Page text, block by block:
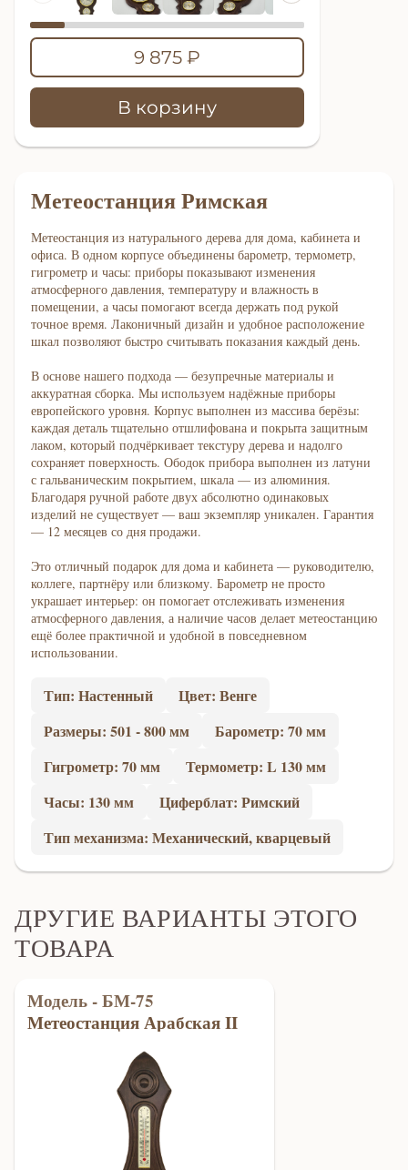
9 875 ₽
В корзину
Метеостанция Римская
Метеостанция из натурального дерева для дома, кабинета и
офиса. В одном корпусе объединены барометр, термометр,
гигрометр и часы: приборы показывают изменения
атмосферного давления, температуру и влажность в
помещении, а часы помогают всегда держать под рукой
точное время. Лаконичный дизайн и удобное расположение
шкал позволяют быстро считывать показания каждый день.
В основе нашего подхода — безупречные материалы и
аккуратная сборка. Мы используем надёжные приборы
европейского уровня. Корпус выполнен из массива берёзы:
каждая деталь тщательно отшлифована и покрыта защитным
лаком, который подчёркивает текстуру дерева и надолго
сохраняет поверхность. Ободок прибора выполнен из латуни
с гальваническим покрытием, шкала — из алюминия.
Благодаря ручной работе двух абсолютно одинаковых
изделий не существует — ваш экземпляр уникален. Гарантия
— 12 месяцев со дня продажи.
Это отличный подарок для дома и кабинета — руководителю,
коллеге, партнёру или близкому. Барометр не просто
украшает интерьер: он помогает отслеживать изменения
атмосферного давления, а наличие часов делает метеостанцию
ещё более практичной и удобной в повседневном
использовании.
Тип: Настенный
Цвет: Венге
Размеры: 501 - 800 мм
Барометр: 70 мм
Гигрометр: 70 мм
Термометр: L 130 мм
Часы: 130 мм
Циферблат: Римский
Тип механизма: Механический, кварцевый
ДРУГИЕ ВАРИАНТЫ ЭТОГО
ТОВАРА
Модель - БМ-75
Метеостанция Арабская II